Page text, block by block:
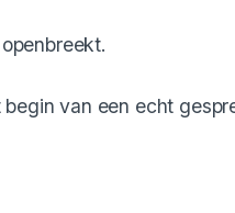
van een echt